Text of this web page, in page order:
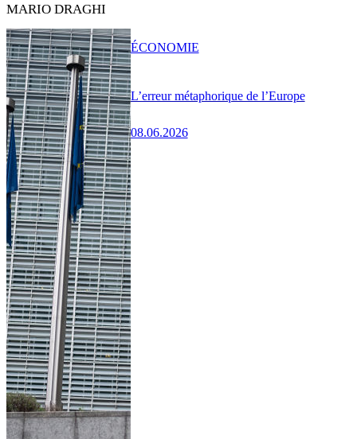
MARIO DRAGHI
L’erreur métaphorique de l’Europe
08.06.2026
ÉCONOMIE